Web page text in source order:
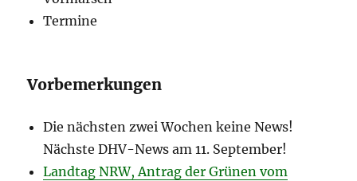
Termine
Vorbemerkungen
Die nächsten zwei Wochen keine News!
Nächste DHV-News am 11. September!
Landtag NRW, Antrag der Grünen vom